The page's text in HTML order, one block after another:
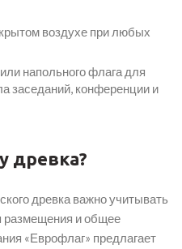
воздухе при любых
напольного флага для
заседаний, конференции и
древка?
древка важно учитывать
размещения и общее
«Еврофлаг» предлагает